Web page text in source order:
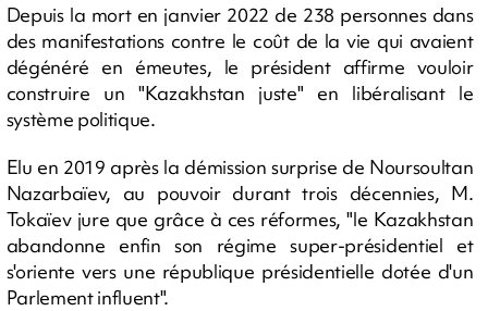
Depuis la mort en janvier 2022 de 238 personnes dans
des manifestations contre le coût de la vie qui avaient
dégénéré en émeutes, le président affirme vouloir
construire un "Kazakhstan juste" en libéralisant le
système politique.
Elu en 2019 après la démission surprise de Noursoultan
Nazarbaïev, au pouvoir durant trois décennies, M.
Tokaïev jure que grâce à ces réformes, "le Kazakhstan
abandonne enfin son régime super-présidentiel et
s'oriente vers une république présidentielle dotée d'un
Parlement influent".